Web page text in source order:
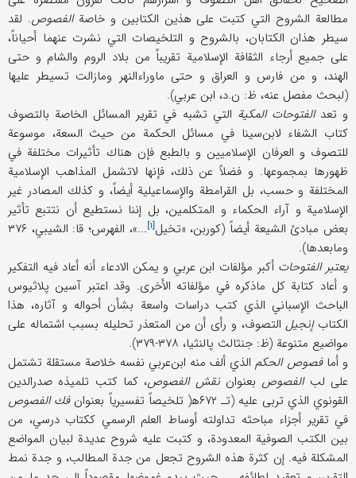
مطالعة الشروح التي كتبت على هذين الكتابين و خاصةالفصوص. لقد
سيطر هذان الكتابان، بالشروح و التلخيصات التي نشرت عنهما أحياناً،
على جميع أرجاء الثقافة الإسلامية تقريباً من بلاد الروم والشام و حتى
الهند، و من فارس و العراق و حتى ماوراء‌النهر ومازالت تسيطر عليها
(لبحث مفصل عنه، ظ: ن.د، ابن عربي).
و تعدالفتوحات المكية التي تشبه في تقرير المسائل الخاصة بالتصوف
كتاب الشفاء لابن‌سينا في مسائل الحكمة من حيث السعة، موسوعة
للتصوف و العرفان الإسلاميين و بالطبع فإن هناك تأثيرات مختلفة في
ظهورها بمجموعها. و فضلاً عن ذلك، فإنها لاتشمل المذاهب الإسلامية
المختلفة و حسب، بل القرامطة والإسماعيلية أيضاً، و كذلك المصادر غير
الإسلامية و آراء الحكماء و المتكلمين، بل إننا نستطيع أن نتتبع تأثير
بعض مبادئ الشيعة أيضاً (كوربن، «تخيل[۱]
...»، الفهرس؛ قا: الشيبي، ۳۷۶
ومابعدها).
يعتبر الفتوحات أكبر مؤلفات ابن عربي و يمكن الادعاء أنه أعاد فيه التفكير
و أعاد كتابة كل ماذكره في مؤلفاته الأخرى. وقد اعتبر آسين پلاثيوس
الباحث الإسباني الذي كتب دراسات واسعة بشأن أحواله و آثاره، هذا
الكتابإنجيل التصوف، و رأى أن من المتعذر تحليله بسبب اشتماله على
مواضيع متنوعة (ظ: جنثالث پالنثيا، ۳۷۸-۳۷۹).
و أمافصوص الحكم الذي ألف منه ابن‌عربي نفسه خلاصة مستقلة تشتمل
على لبالفصوص بعنواننقش الفصوص، كما كتب تلميذه صدرالدين
القونوي الذي تربى عليه (تـ‍ ۶۷۲ه‍( تلخيصاً تفسيرياً بعنوان
فك الفصوص
في تقرير أجزاء مباحثه تداولته أوساط العلم الرسمي ككتاب درسي، من
بين الكتب الصوفية المعدودة، و كتبت عليه شروح عديدة لبيان المواضع
المشكلة فيه. إن كثرة هذه الشروح تجعل من جدة المطالب، و جدة نمط